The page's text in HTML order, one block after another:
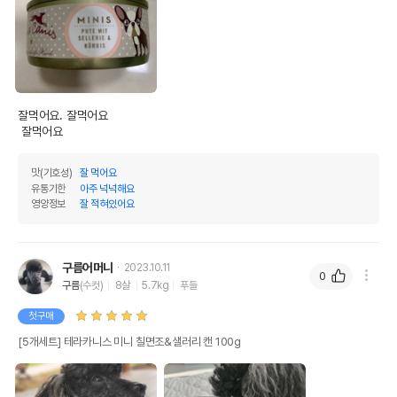
잘먹어요. 잘먹어요
잘먹어요
맛(기호성)
잘 먹어요
유통기한
아주 넉넉해요
영양정보
잘 적혀있어요
구름어머니
2023.10.11
구름(수컷) 8살 5.7kg 푸들
첫구매
[5개세트] 테라카니스 미니 칠면조&샐러리 캔 100g
0